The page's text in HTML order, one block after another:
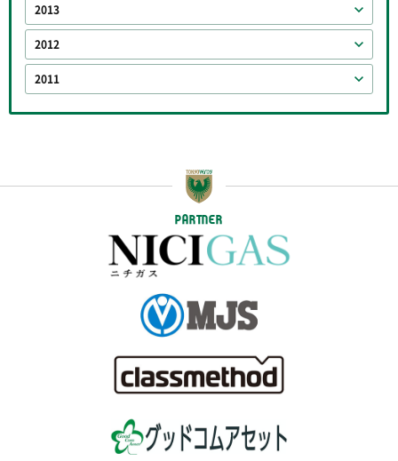
2013
2012
2011
PARTNER